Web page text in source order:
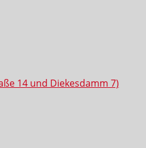
14 und Diekesdamm 7)